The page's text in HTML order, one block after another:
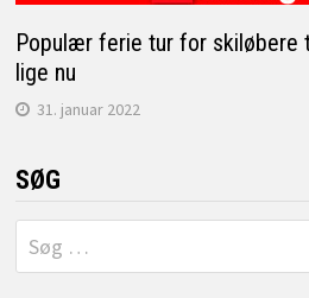
Populær ferie tur for skiløbere
lige nu
31. januar 2022
SØG
Søg
efter: